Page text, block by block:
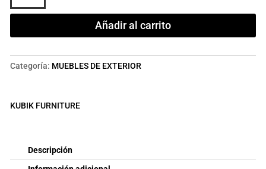
MANILA
Añadir al carrito
Categoría: MUEBLES DE EXTERIOR
KUBIK FURNITURE
Descripción